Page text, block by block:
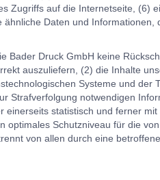
Zugriffs auf die Internetseite, (6)
Daten und
Bader Druck GmbH keine
auszuliefern, (2) die Inhalte
Systeme und der
Strafverfolgung notwendigen
statistisch und ferner
Schutzniveau für die
von allen durch eine